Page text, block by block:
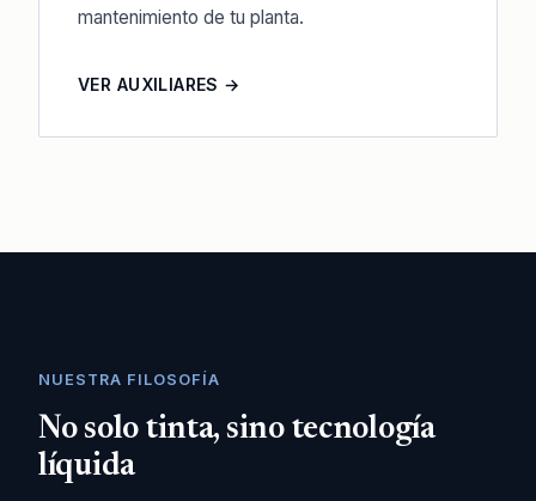
mantenimiento de tu planta.
VER AUXILIARES →
NUESTRA FILOSOFÍA
No solo tinta, sino tecnología
líquida